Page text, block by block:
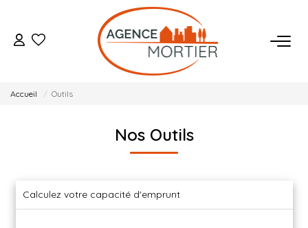
ACHETER
BIENS VENDUS
NOTRE AGENCE
Accueil Outils
Nos Outils
Calculez votre capacité d'emprunt